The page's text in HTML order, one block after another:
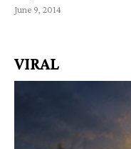
June 9, 2014
VIRAL